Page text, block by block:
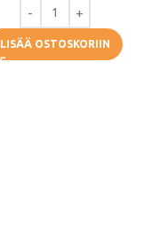
LISÄÄ OSTOSKORIIN